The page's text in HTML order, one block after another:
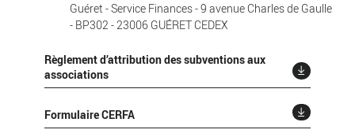
Guéret - Service Finances - 9 avenue Charles de Gaulle
- BP302 - 23006 GUÉRET CEDEX
Règlement d’attribution des subventions aux
associations
Formulaire CERFA